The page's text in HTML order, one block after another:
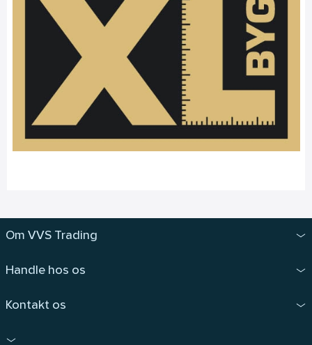
Om VVS Trading
Handle hos os
Kontakt os